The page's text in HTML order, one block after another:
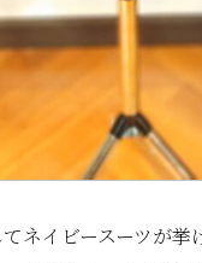
ネイビースーツが